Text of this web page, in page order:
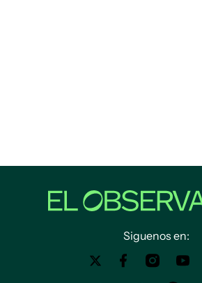
Siguenos en: